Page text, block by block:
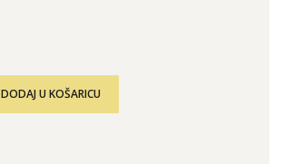
DODAJ U KOŠARICU